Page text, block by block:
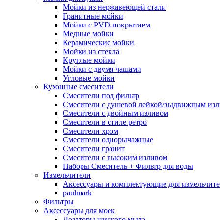
Мойки из нержавеющей стали
Гранитные мойки
Мойки с PVD-покрытием
Медные мойки
Керамические мойки
Мойки из стекла
Круглые мойки
Мойки с двумя чашами
Угловые мойки
Кухонные смесители
Смесители под фильтр
Смесители с душевой лейкой/выдвижным
Смесители с двойным изливом
Смесители в стиле ретро
Смесители хром
Смесители однорычажные
Смесители гранит
Смесители с высоким изливом
Наборы Смеситель + Фильтр для воды
Измельчители
Аксессуары и комплектующие для
paulmark
Фильтры
Аксессуары для моек